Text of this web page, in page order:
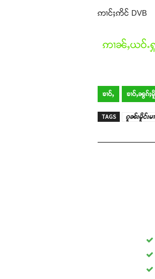
ဢၢင်ႈဢိင် DVB
ဢၢၼ်ႇယဝ်ႉ
ၶၢဝ်ႇ ၶၢဝ်ႇၼွၵ်ႈ
TAGS ၵူၼ်းမိူင်းမ